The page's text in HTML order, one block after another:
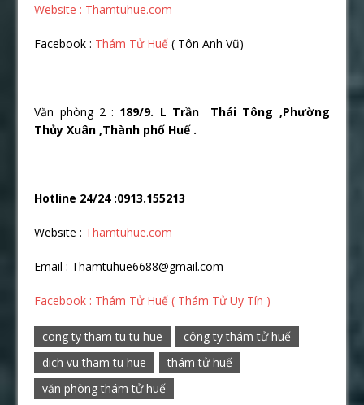
Website : Thamtuhue.com
Facebook : Thám Tử Huế ( Tôn Anh Vũ)
Văn phòng 2 : 189/9. L Trần Thái Tông ,Phường
Thủy Xuân ,Thành phố Huế .
Hotline 24/24 :0913.155213
Website : Thamtuhue.com
Email : Thamtuhue6688@gmail.com
Facebook : Thám Tử Huế ( Thám Tử Uy Tín )
cong ty tham tu tu hue
công ty thám tử huế
dich vu tham tu hue
thám tử huế
văn phòng thám tử huế